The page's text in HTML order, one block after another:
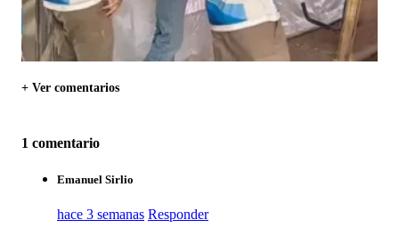
+ Ver comentarios
1 comentario
Emanuel Sirlio
hace 3 semanas Responder